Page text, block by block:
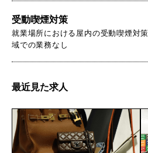
受動喫煙対策
就業場所における屋内の受動喫煙対
域での業務なし
最近見た求人